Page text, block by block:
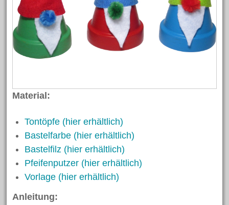
Material:
Tontöpfe (hier erhältlich)
Bastelfarbe (hier erhältlich)
Bastelfilz (hier erhältlich)
Pfeifenputzer (hier erhältlich)
Vorlage (hier erhältlich)
Anleitung: